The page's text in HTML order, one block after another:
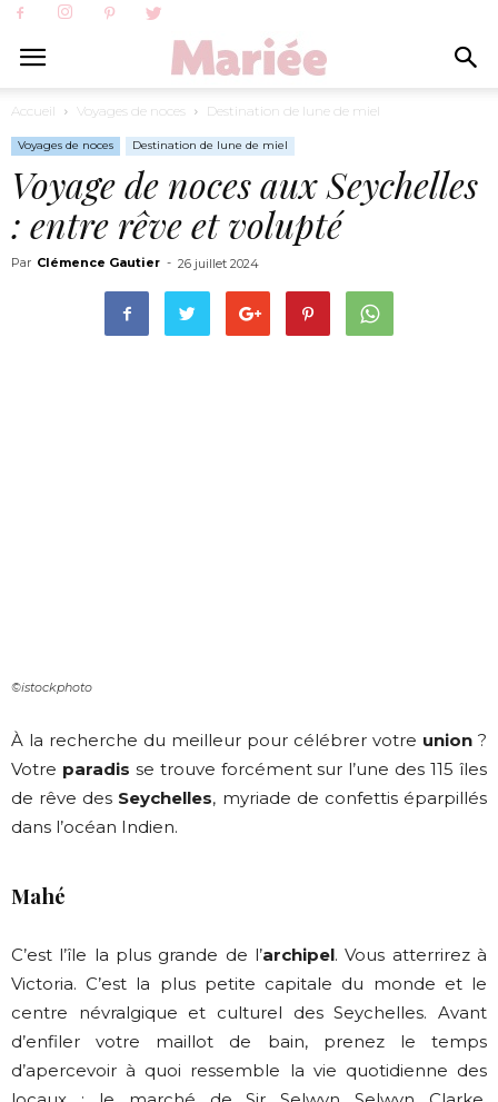
Accueil Voyages de noces Destination de lune de miel
Voyages de noces Destination de lune de miel
Voyage de noces aux Seychelles
: entre rêve et volupté
Par Clémence Gautier - 26 juillet 2024
©istockphoto
À la recherche du meilleur pour célébrer votre union ?
Votre paradis se trouve forcément sur l’une des 115 îles
de rêve des Seychelles, myriade de confettis éparpillés
dans l’océan Indien.
Mahé
C’est l’île la plus grande de l’archipel. Vous atterrirez à
Victoria. C’est la plus petite capitale du monde et le
centre névralgique et culturel des Seychelles. Avant
d’enfiler votre maillot de bain, prenez le temps
d’apercevoir à quoi ressemble la vie quotidienne des